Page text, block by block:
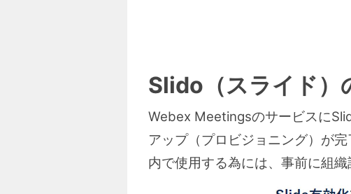
Slido（スライド）
Webex Meetingsのサービスに
アップ（プロビジョニング）が
内で使用する為には、事前に組